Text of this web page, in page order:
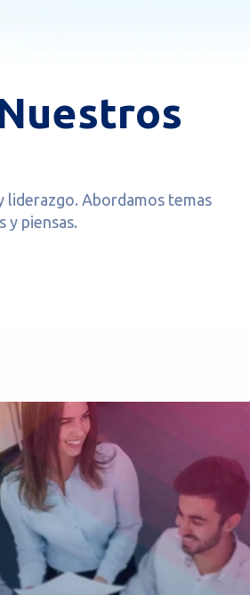
liderazgo. Abordamos temas
y piensas.